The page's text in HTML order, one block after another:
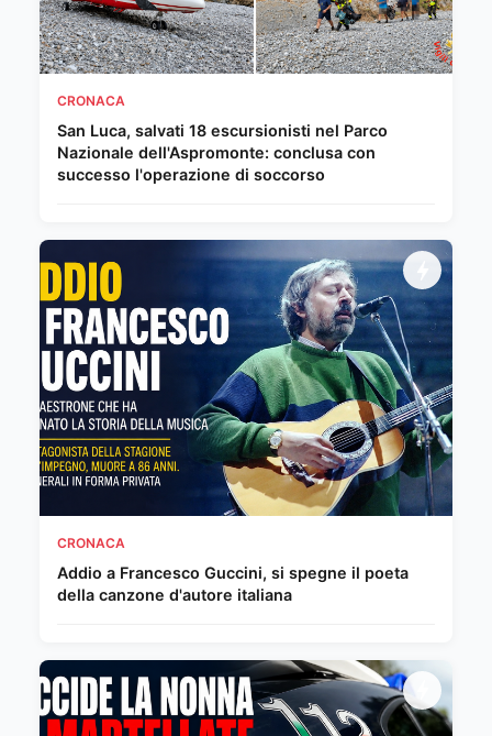
CRONACA
San Luca, salvati 18 escursionisti nel Parco
Nazionale dell'Aspromonte: conclusa con
successo l'operazione di soccorso
CRONACA
Addio a Francesco Guccini, si spegne il poeta
della canzone d'autore italiana